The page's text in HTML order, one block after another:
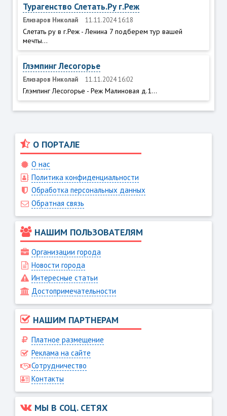
Турагенство Слетать.Ру г.Реж
Елизаров Николай 11.11.2024 16:18
Слетать ру в г.Реж - Ленина 7 подберем тур вашей
мечты...
Глэмпинг Лесогорье
Елизаров Николай 11.11.2024 16:02
Глэмпинг Лесогорье - Реж Малиновая д.1...
О ПОРТАЛЕ
О нас
Политика конфиденциальности
Обработка персональных данных
Обратная связь
НАШИМ ПОЛЬЗОВАТЕЛЯМ
Организации города
Новости города
Интересные статьи
Достопримечательности
НАШИМ ПАРТНЕРАМ
Платное размещение
Реклама на сайте
Сотрудничество
Контакты
МЫ В СОЦ. СЕТЯХ